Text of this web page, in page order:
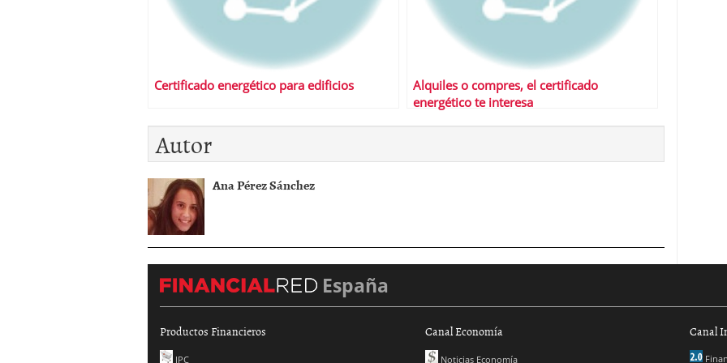
Certificado energético para edificios
Alquiles o compres, el certificado
energético te interesa
Autor
Ana Pérez Sánchez
España
Productos Financieros
IPC
Canal Economía
Noticias Economía
Canal